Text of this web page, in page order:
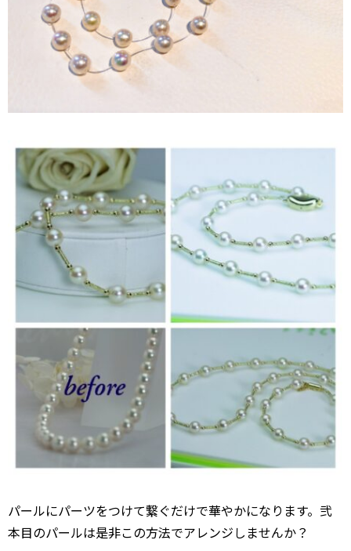
パールにパーツをつけて繋ぐだけで華やかになります。弐
本目のパールは是非この方法でアレンジしませんか？